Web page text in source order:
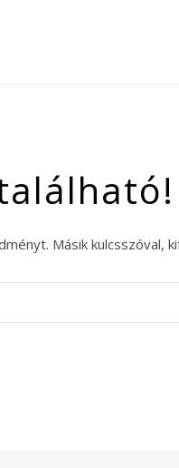
Másik kulcsszóval,